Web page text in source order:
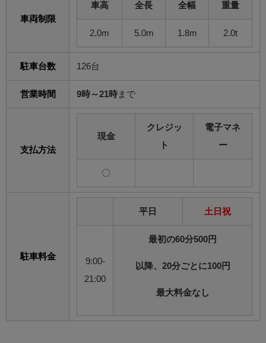
車両制限
車高 全長 全幅 重量
2.0m 5.0m 1.8m 2.0t
駐車台数 126台
営業時間 9時～21時 まで
支払方法
現金
クレジッ
ト
電子マネ
ー
〇
駐車料金
平日 土日祝
9:00-
21:00
最初の60分500円
以降、20分ごとに100円
最大料金なし